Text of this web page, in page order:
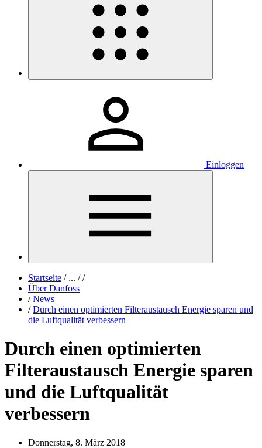
Einloggen
Startseite /... / /
Über Danfoss
/ News
/ Durch einen optimierten Filteraustausch Energie sparen und
die Luftqualität verbessern
Durch einen optimierten
Filteraustausch Energie sparen
und die Luftqualität
verbessern
Donnerstag, 8. März 2018